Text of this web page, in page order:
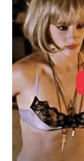
osvojiti
Petak, 3. jul,
i zadovoljstvo.
iskrene emocije
život može
je pravi
gledate u ono
Najviše